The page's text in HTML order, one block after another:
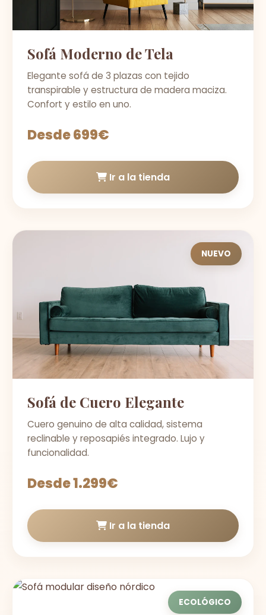
Sofá Moderno de Tela
Elegante sofá de 3 plazas con tejido
transpirable y estructura de madera maciza.
Confort y estilo en uno.
Desde 699€
Ir a la tienda
NUEVO
Sofá de Cuero Elegante
Cuero genuino de alta calidad, sistema
reclinable y reposapiés integrado. Lujo y
funcionalidad.
Desde 1.299€
Ir a la tienda
ECOLÓGICO